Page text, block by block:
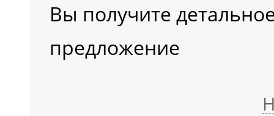
Вы получите
предложение